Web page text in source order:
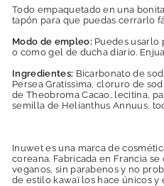
Todo empaquetado en una
tapón para que puedas cerrarlo
Modo de empleo: Puedes usarlo
o como gel de ducha diario.
Ingredientes: Bicarbonato de
Persea Gratissima, cloruro de
de Theobroma Cacao, lecitina,
semilla de Helianthus Annuus,
Inuwet es una marca de
coreana. Fabricada en Francia
veganos, sin parabenos y no
de estilo kawaï los hace únicos y